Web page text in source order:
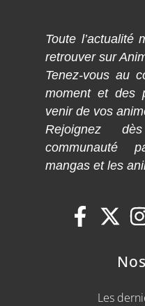
Toute l’actualité
retrouver sur
Tenez-vous au
moment et des
venir de vos
Rejoignez
communauté
mangas et les
Les